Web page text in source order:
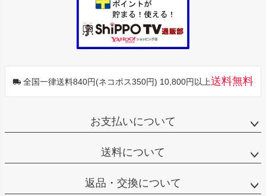
全国一律送料840円(ネコポス350円) 10,800円以上送料無料
お支払いについて
送料について
返品・交換について